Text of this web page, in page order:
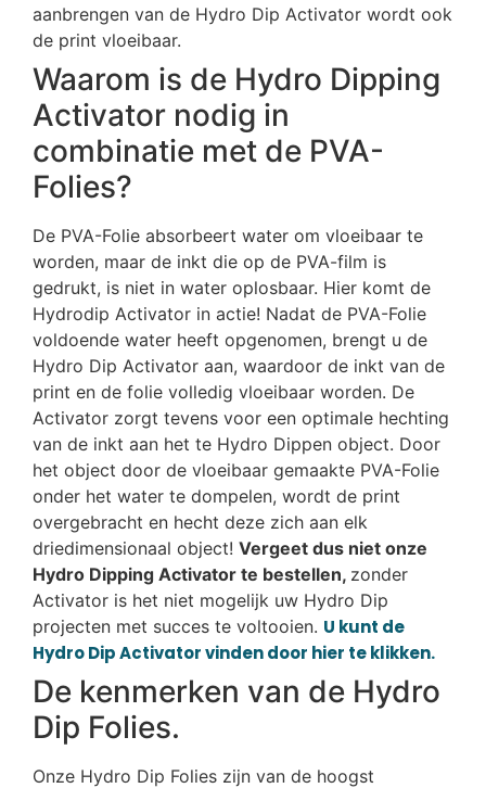
aanbrengen van de Hydro Dip Activator wordt ook
de print vloeibaar.
Waarom is de Hydro Dipping
Activator nodig in
combinatie met de PVA-
Folies?
De PVA-Folie absorbeert water om vloeibaar te
worden, maar de inkt die op de PVA-film is
gedrukt, is niet in water oplosbaar. Hier komt de
Hydrodip Activator in actie! Nadat de PVA-Folie
voldoende water heeft opgenomen, brengt u de
Hydro Dip Activator aan, waardoor de inkt van de
print en de folie volledig vloeibaar worden. De
Activator zorgt tevens voor een optimale hechting
van de inkt aan het te Hydro Dippen object. Door
het object door de vloeibaar gemaakte PVA-Folie
onder het water te dompelen, wordt de print
overgebracht en hecht deze zich aan elk
driedimensionaal object! Vergeet dus niet onze
Hydro Dipping Activator te bestellen, zonder
Activator is het niet mogelijk uw Hydro Dip
projecten met succes te voltooien. U kunt de
Hydro Dip Activator vinden door hier te klikken.
De kenmerken van de Hydro
Dip Folies.
Onze Hydro Dip Folies zijn van de hoogst